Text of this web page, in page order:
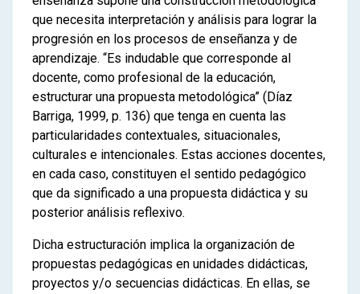
que necesita interpretación y análisis para lograr la
progresión en los procesos de enseñanza y de
aprendizaje. “Es indudable que corresponde al
docente, como profesional de la educación,
estructurar una propuesta metodológica” (Díaz
Barriga, 1999, p. 136) que tenga en cuenta las
particularidades contextuales, situacionales,
culturales e intencionales. Estas acciones docentes,
en cada caso, constituyen el sentido pedagógico
que da significado a una propuesta didáctica y su
posterior análisis reflexivo.
Dicha estructuración implica la organización de
propuestas pedagógicas en unidades didácticas,
proyectos y/o secuencias didácticas. En ellas, se